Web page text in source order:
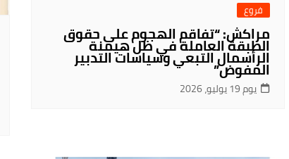
فروع
مراكش: “تفاقم الهجوم على حقوق
الطبقة العاملة في ظل هيمنة
الرأسمال التبعي وسياسات التدبير
المفوض”
يوم 19 يوليو، 2026